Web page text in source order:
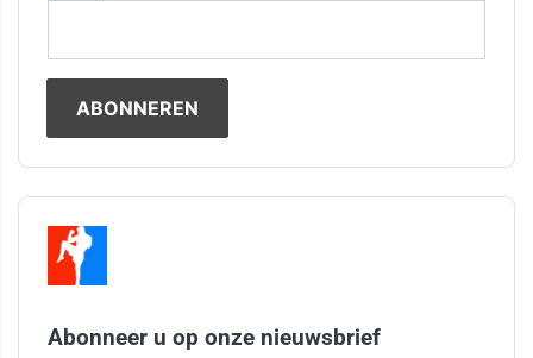
Abonneer u op onze nieuwsbrief